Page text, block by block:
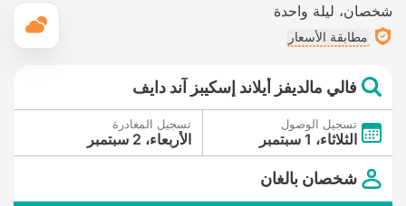
شخصان ليلة واحدة
مطابقة الأسعار
فالي مالديفز أيلاند إسكيبز آند دايف
تسجيل الوصول
الثلاثاء، 1 سبتمبر
تسجيل المغادرة
الأربعاء، 2 سبتمبر
شخصان بالغان